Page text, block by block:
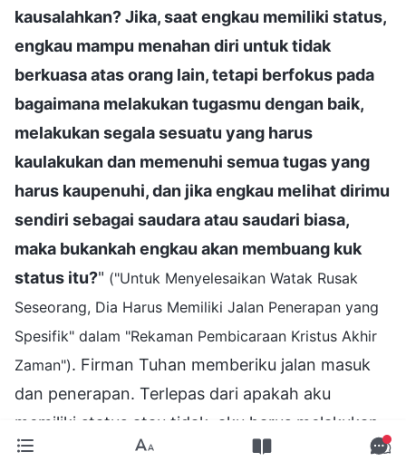
kausalahkan? Jika, saat engkau memiliki status,
engkau mampu menahan diri untuk tidak
berkuasa atas orang lain, tetapi berfokus pada
bagaimana melakukan tugasmu dengan baik,
melakukan segala sesuatu yang harus
kaulakukan dan memenuhi semua tugas yang
harus kaupenuhi, dan jika engkau melihat dirimu
sendiri sebagai saudara atau saudari biasa,
maka bukankah engkau akan membuang kuk
status itu?" ("Untuk Menyelesaikan Watak Rusak
Seseorang, Dia Harus Memiliki Jalan Penerapan yang
Spesifik" dalam "Rekaman Pembicaraan Kristus Akhir
Zaman"). Firman Tuhan memberiku jalan masuk
dan penerapan. Terlepas dari apakah aku
memiliki status atau tidak, aku harus melakukan
tugasku dengan benar, bersekutu tentang apa